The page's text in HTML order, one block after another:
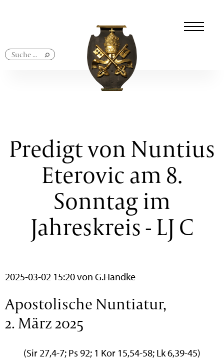
Predigt von Nuntius
Eterovic am 8.
Sonntag im
Jahreskreis - LJ C
2025-03-02 15:20von G.Handke
Apostolische Nuntiatur,
2. März 2025
(Sir 27,4-7; Ps 92; 1 Kor 15,54-58; Lk 6,39-45)